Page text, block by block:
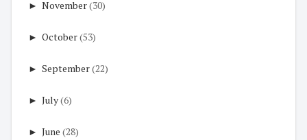
► November(30)
► October(53)
► September(22)
► July(6)
► June (28)